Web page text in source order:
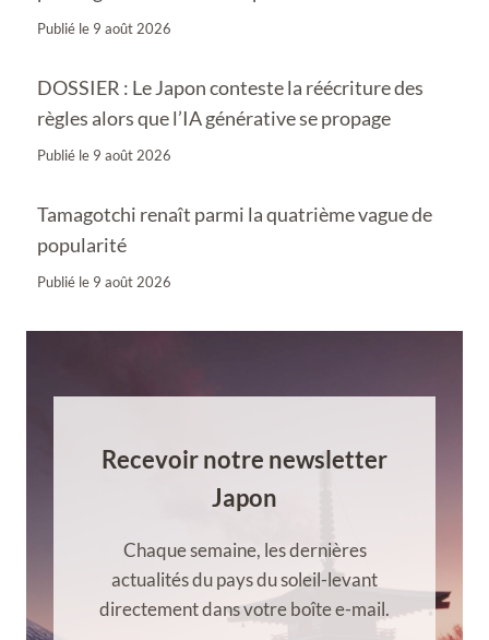
Publié le 9 août 2026
DOSSIER : Le Japon conteste la réécriture des
règles alors que l’IA générative se propage
Publié le 9 août 2026
Tamagotchi renaît parmi la quatrième vague de
popularité
Publié le 9 août 2026
Recevoir notre newsletter
Japon
Chaque semaine, les dernières
actualités du pays du soleil-levant
directement dans votre boîte e-mail.